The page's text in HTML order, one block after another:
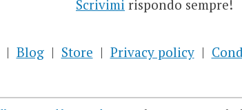
Scrivimi rispondo sempre!
Blog Store Privacy policy